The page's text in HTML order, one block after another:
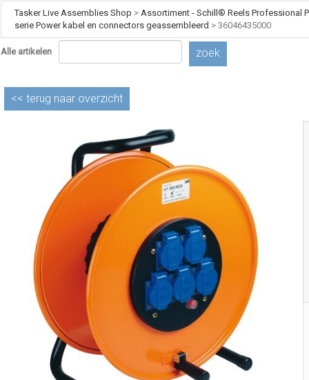
Tasker Live Assemblies Shop > Assortiment - Schill® Reels Professional
serie Power kabel en connectors geassembleerd > 36046435000
Alle artikelen zoek
<< terug naar overzicht